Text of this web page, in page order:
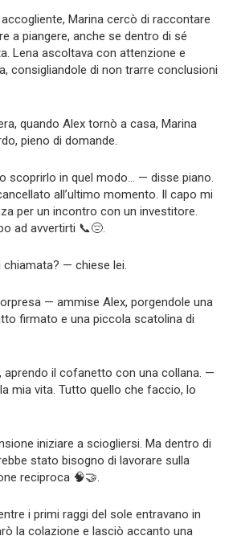
Marina cercò di raccontare
a piangere, anche se dentro di sé
Lena ascoltava con attenzione e
consigliandole di non trarre conclusioni
quando Alex tornò a casa, Marina
pieno di domande.
scoprirlo in quel modo… — disse piano.
all’ultimo momento. Il capo mi
per un incontro con un investitore.
ad avvertirti 📞😔.
— chiese lei.
— ammise Alex, porgendole una
firmato e una piccola scatolina di
il cofanetto con una collana. —
mia vita. Tutto quello che faccio, lo
iniziare a sciogliersi. Ma dentro di
stato bisogno di lavorare sulla
reciproca 🧠🤝.
i primi raggi del sole entravano in
la colazione e lasciò accanto una